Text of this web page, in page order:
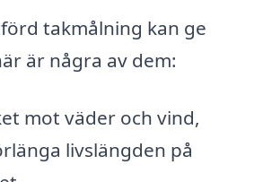
takmålning kan ge
är några av dem:
mot väder och vind,
livslängden på